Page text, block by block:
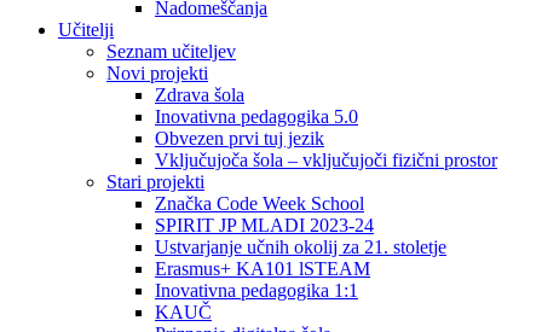
Nadomeščanja
Učitelji
Seznam učiteljev
Novi projekti
Zdrava šola
Inovativna pedagogika 5.0
Obvezen prvi tuj jezik
Vključujoča šola – vključujoči fizični prostor
Stari projekti
Značka Code Week School
SPIRIT JP MLADI 2023-24
Ustvarjanje učnih okolij za 21. stoletje
Erasmus+ KA101 lSTEAM
Inovativna pedagogika 1:1
KAUČ